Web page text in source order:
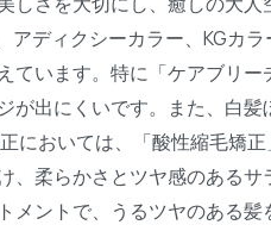
アディクシーカラー、KGカ
ています。特に「ケアブリ
が出にくいです。また、白
においては、「酸性縮毛矯
、柔らかさとツヤ感のある
メントで、うるツヤのある